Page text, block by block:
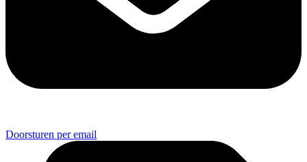
Doorsturen per email